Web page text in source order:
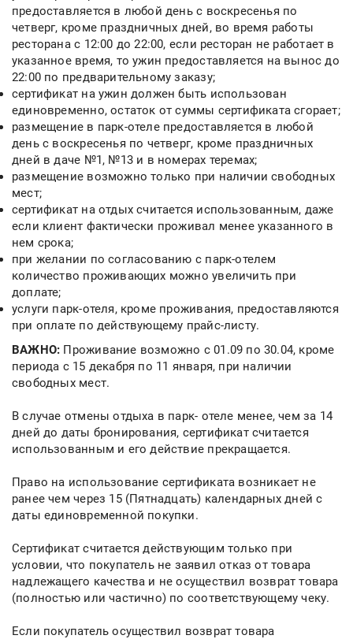
предоставляется в любой день с воскресенья по
четверг, кроме праздничных дней, во время работы
ресторана с 12:00 до 22:00, если ресторан не работает в
указанное время, то ужин предоставляется на вынос до
22:00 по предварительному заказу;
сертификат на ужин должен быть использован
единовременно, остаток от суммы сертификата сгорает;
размещение в парк-отеле предоставляется в любой
день с воскресенья по четверг, кроме праздничных
дней в даче №1, №13 и в номерах теремах;
размещение возможно только при наличии свободных
мест;
сертификат на отдых считается использованным, даже
если клиент фактически проживал менее указанного в
нем срока;
при желании по согласованию с парк-отелем
количество проживающих можно увеличить при
доплате;
услуги парк-отеля, кроме проживания, предоставляются
при оплате по действующему прайс-листу.
ВАЖНО: Проживание возможно с 01.09 по 30.04, кроме
периода с 15 декабря по 11 января, при наличии
свободных мест.
В случае отмены отдыха в парк- отеле менее, чем за 14
дней до даты бронирования, сертификат считается
использованным и его действие прекращается.
Право на использование сертификата возникает не
ранее чем через 15 (Пятнадцать) календарных дней с
даты единовременной покупки.
Сертификат считается действующим только при
условии, что покупатель не заявил отказ от товара
надлежащего качества и не осуществил возврат товара
(полностью или частично) по соответствующему чеку.
Если покупатель осуществил возврат товара